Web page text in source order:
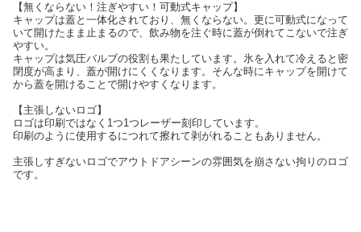
【無くならない！注ぎやすい！可動式キャップ】
キャップは蓋と一体化されており、無くならない。更に可動式になって
いて開けたまま止まるので、飲み物を注ぐ時に蓋が倒れてこないで注ぎ
やすい。
キャップは気圧バルブの役割も果たしています。氷を入れて冷えると密
閉度が高まり、蓋が開けにくくなります。そんな時にキャップを開けて
から蓋を開けることで開けやすくなります。
【主張しないロゴ】
ロゴは印刷ではなく1つ1つレーザー刻印しています。
印刷のように使用するにつれて擦れて剥がれることもありません。
主張しすぎないロゴでアウトドアシーンの雰囲気を崩さない拘りのロゴ
です。